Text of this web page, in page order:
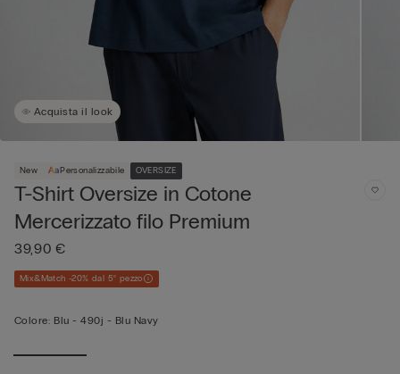
Acquista il look
New Personalizzabile OVERSIZE
T-Shirt Oversize in Cotone
Mercerizzato filo Premium
39,90 €
Mix&Match -20% dal 5° pezzo
Colore: Blu -490j - Blu Navy